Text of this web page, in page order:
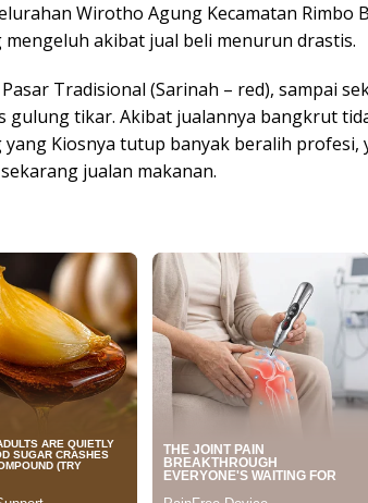
Wirotho Agung Kecamatan Rimbo
mengeluh akibat jual beli menurun drastis.
Tradisional (Sarinah – red), sampai
gulung tikar. Akibat jualannya bangkrut
yang Kiosnya tutup banyak beralih profesi,
jualan makanan.